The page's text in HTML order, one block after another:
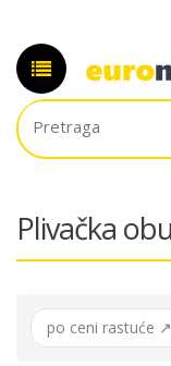
Plivačka
po ceni rastuće ↗